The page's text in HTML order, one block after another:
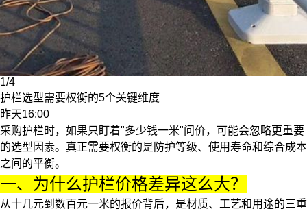
1/4
护栏选型需要权衡的5个关键维度
昨天16:00
采购护栏时，如果只盯着"多少钱一米"问价，可能会忽略更重要
的选型因素。真正需要权衡的是防护等级、使用寿命和综合成本
之间的平衡。
一、为什么护栏价格差异这么大？
从十几元到数百元一米的报价背后，是材质、工艺和用途的三重